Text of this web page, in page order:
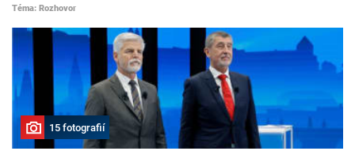
Téma: Rozhovor
15 fotografií